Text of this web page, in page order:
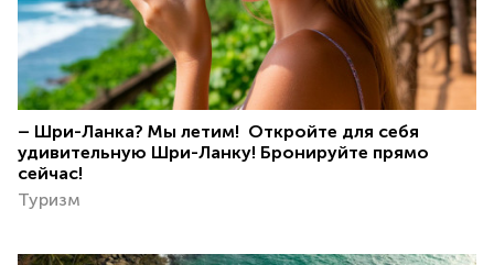
– Шри-Ланка? Мы летим! ️ Откройте для себя
удивительную Шри-Ланку! Бронируйте прямо
сейчас!
Туризм